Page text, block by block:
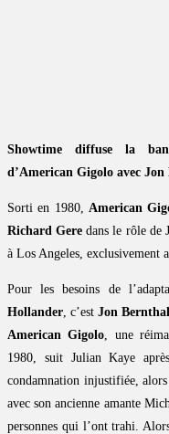
Showtime diffuse la
d’American Gigolo avec
Sorti en 1980,American
Richard Gere dans le rôle de
à Los Angeles, exclusivement
Pour les besoins de
Hollander, c’est Jon Bernthal
American Gigolo, une
1980, suit Julian Kaye
condamnation injustifiée,
avec son ancienne amante
personnes qui l’ont trahi.